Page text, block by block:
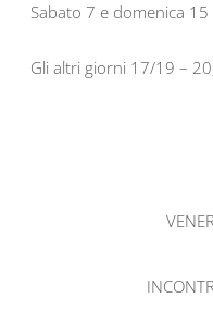
Sabato 7 e domenica
Gli altri giorni 17/19 –